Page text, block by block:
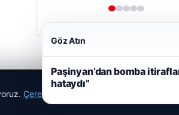
Çerez Politikamız
Göz Atın
Paşinyan’dan bomba
hataydı”